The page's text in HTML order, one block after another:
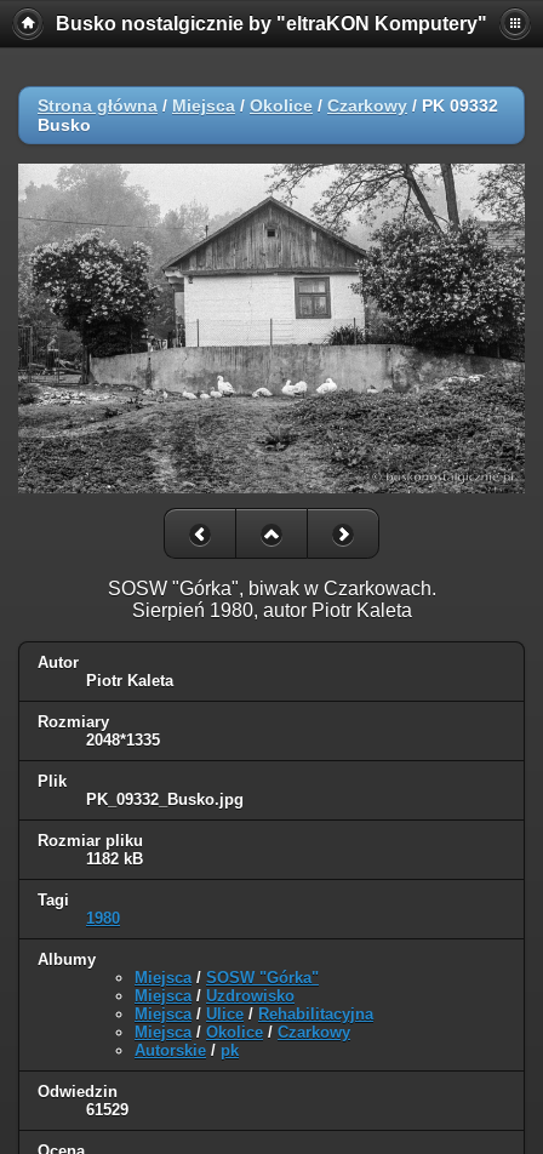
Busko nostalgicznie by "eltraKON Komputery"
Strona główna / Miejsca / Okolice / Czarkowy / PK 09332
Busko
SOSW "Górka", biwak w Czarkowach.
Sierpień 1980, autor Piotr Kaleta
Autor
Piotr Kaleta
Rozmiary
2048*1335
Plik
PK_09332_Busko.jpg
Rozmiar pliku
1182 kB
Tagi
1980
Albumy
Miejsca / SOSW "Górka"
Miejsca / Uzdrowisko
Miejsca / Ulice / Rehabilitacyjna
Miejsca / Okolice / Czarkowy
Autorskie / pk
Odwiedzin
61529